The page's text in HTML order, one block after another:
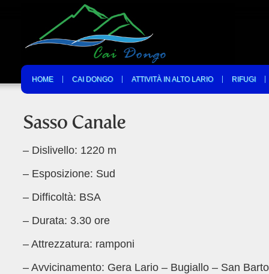
HOME CAI DONGO ATTIVITÀ IN ALTO LARIO RIFUGI
– Dislivello: 1220 m
– Esposizione: Sud
– Difficoltà: BSA
– Durata: 3.30 ore
– Attrezzatura: ramponi
– Avvicinamento: Gera Lario – Bugiallo – San